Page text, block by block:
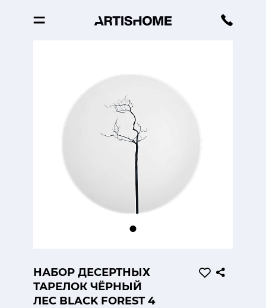
НАБОР ДЕСЕРТНЫХ
ТАРЕЛОК ЧЁРНЫЙ
ЛЕС BLACK FOREST 4